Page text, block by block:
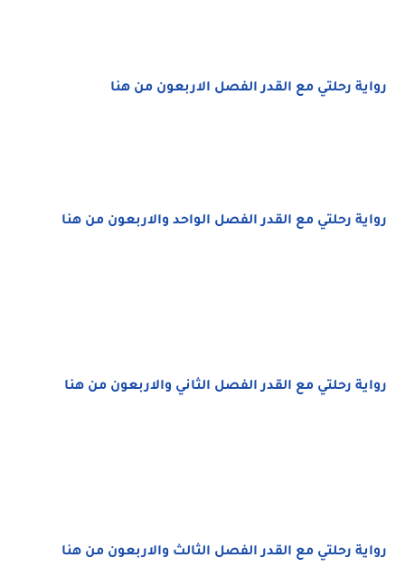
رواية رحلتي مع القدر الفصل الاربعون من هنا
رواية رحلتي مع القدر الفصل الواحد والاربعون من هنا
رواية رحلتي مع القدر الفصل الثاني والاربعون من هنا
رواية رحلتي مع القدر الفصل الثالث والاربعون من هنا